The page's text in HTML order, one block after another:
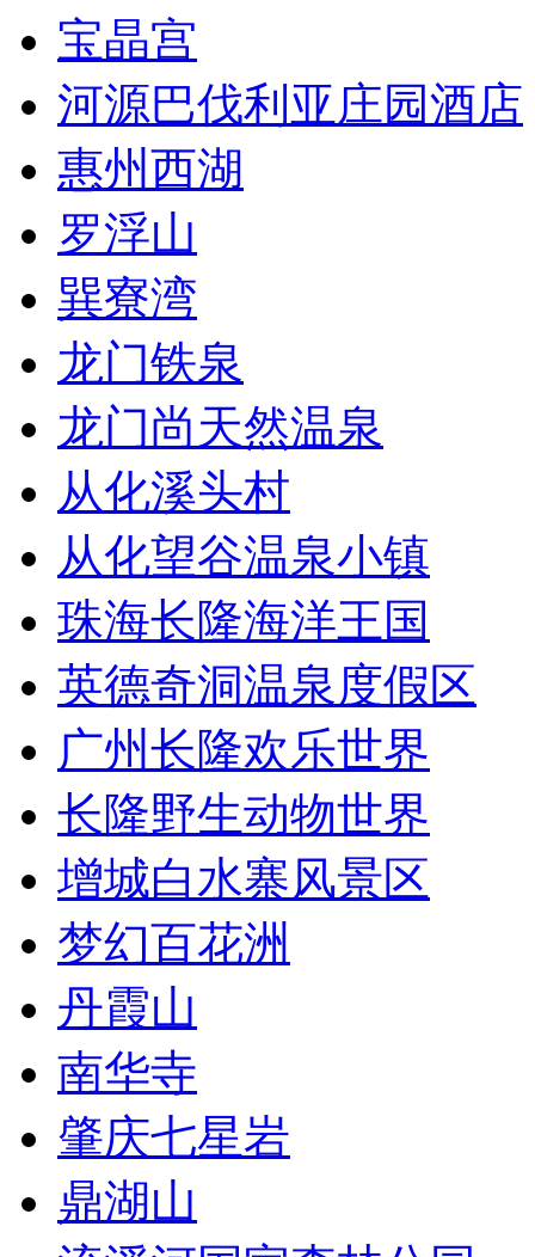
宝晶宫
河源巴伐利亚庄园酒店
惠州西湖
罗浮山
巽寮湾
龙门铁泉
龙门尚天然温泉
从化溪头村
从化望谷温泉小镇
珠海长隆海洋王国
英德奇洞温泉度假区
广州长隆欢乐世界
长隆野生动物世界
增城白水寨风景区
梦幻百花洲
丹霞山
南华寺
肇庆七星岩
鼎湖山